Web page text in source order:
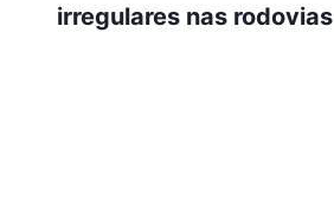
irregulares nas rodovias